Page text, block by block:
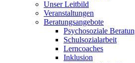
Unser Leitbild
Veranstaltungen
Beratungsangebote
Psychosoziale
Schulsozialarbeit
Lerncoaches
Inklusion